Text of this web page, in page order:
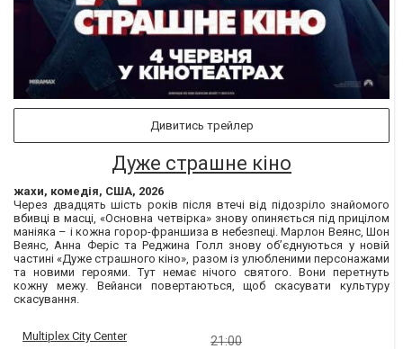
Дивитись трейлер
Дуже страшне кіно
жахи, комедія, США, 2026
Через двадцять шість років після втечі від підозріло знайомого
вбивці в масці, «Основна четвірка» знову опиняється під прицілом
маніяка – і кожна горор-франшиза в небезпеці. Марлон Веянс, Шон
Веянс, Анна Феріс та Реджина Голл знову об’єднуються у новій
частині «Дуже страшного кіно», разом із улюбленими персонажами
та новими героями. Тут немає нічого святого. Вони перетнуть
кожну межу. Вейанси повертаються, щоб скасувати культуру
скасування.
Multiplex City Center 21:00